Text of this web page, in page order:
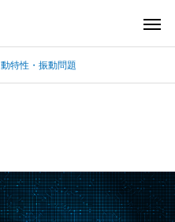
動特性・振動問題